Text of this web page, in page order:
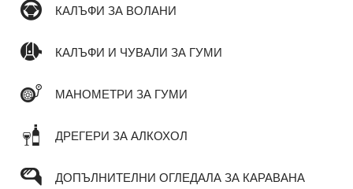
КАЛЪФИ ЗА ВОЛАНИ
КАЛЪФИ И ЧУВАЛИ ЗА ГУМИ
МАНОМЕТРИ ЗА ГУМИ
ДРЕГЕРИ ЗА АЛКОХОЛ
ДОПЪЛНИТЕЛНИ ОГЛЕДАЛА ЗА КАРАВАНА